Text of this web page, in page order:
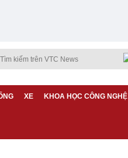
XE KHOA HỌC CÔNG NGHỆ